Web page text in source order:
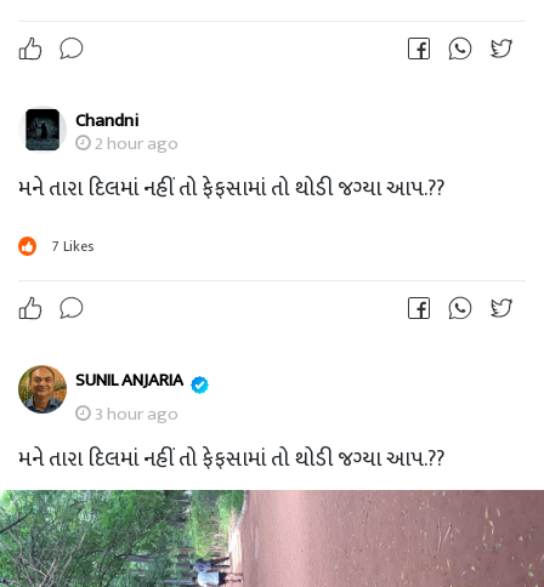
Chandni
2 hour ago
મને તારા દિલમાં નહીં તો ફેફસામાં તો થોડી જગ્યા આપ.??
7 Likes
SUNIL ANJARIA
3 hour ago
મને તારા દિલમાં નહીં તો ફેફસામાં તો થોડી જગ્યા આપ.??